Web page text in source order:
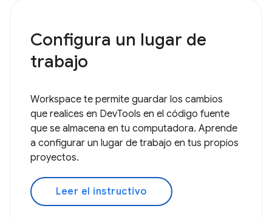
Configura un lugar de
trabajo
Workspace te permite guardar los cambios
que realices en DevTools en el código fuente
que se almacena en tu computadora. Aprende
a configurar un lugar de trabajo en tus propios
proyectos.
Leer el instructivo